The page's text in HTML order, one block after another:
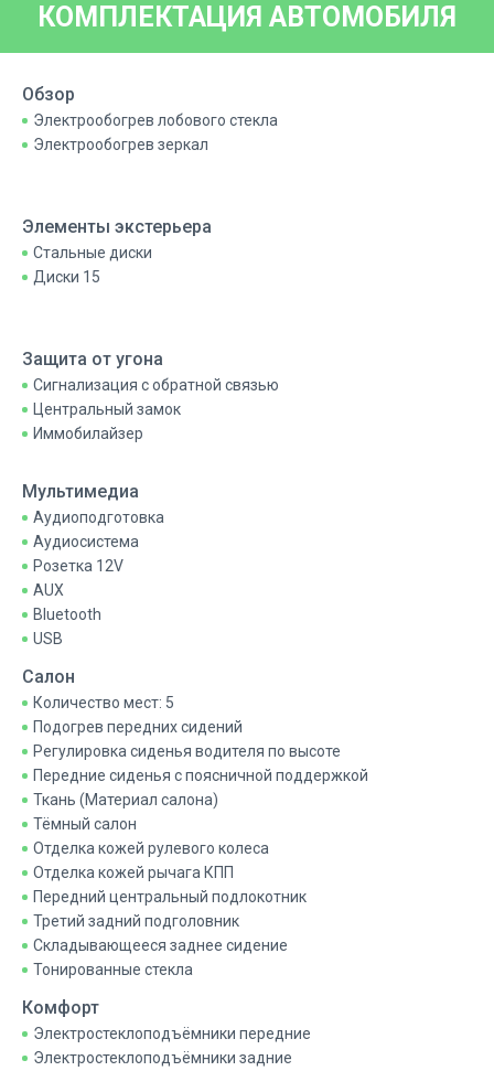
КОМПЛЕКТАЦИЯ АВТОМОБИЛЯ
Обзор
Электрообогрев лобового стекла
Электрообогрев зеркал
Элементы экстерьера
Стальные диски
Диски 15
Защита от угона
Сигнализация с обратной связью
Центральный замок
Иммобилайзер
Мультимедиа
Аудиоподготовка
Аудиосистема
Розетка 12V
AUX
Bluetooth
USB
Салон
Количество мест: 5
Подогрев передних сидений
Регулировка сиденья водителя по высоте
Передние сиденья с поясничной поддержкой
Ткань (Материал салона)
Тёмный салон
Отделка кожей рулевого колеса
Отделка кожей рычага КПП
Передний центральный подлокотник
Третий задний подголовник
Складывающееся заднее сидение
Тонированные стекла
Комфорт
Электростеклоподъёмники передние
Электростеклоподъёмники задние